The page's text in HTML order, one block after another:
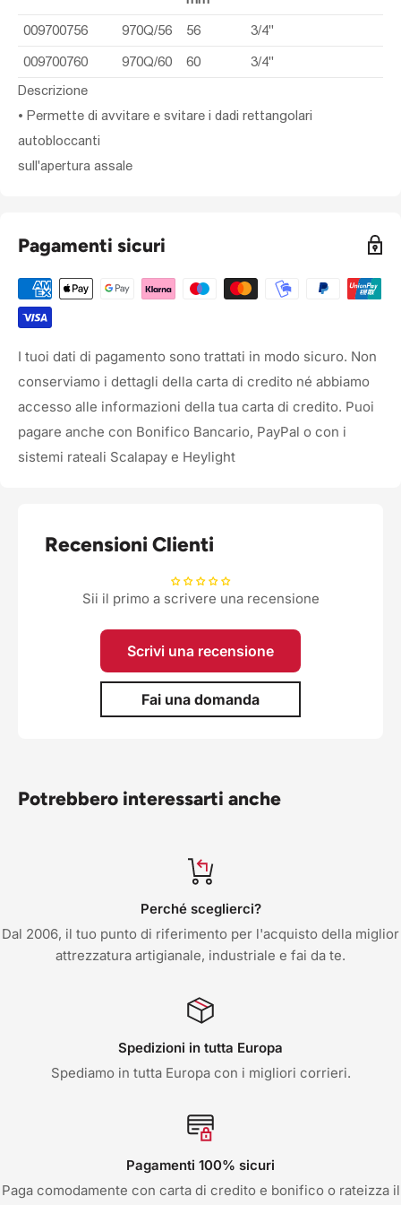
009700756 970Q/56 56 3/4"
009700760 970Q/60 60
3/4"
Descrizione
• Permette di avvitare e svitare i dadi rettangolari
autobloccanti
sull'apertura assale
Pagamenti sicuri
I tuoi dati di pagamento sono trattati in modo sicuro. Non
conserviamo i dettagli della carta di credito né abbiamo
accesso alle informazioni della tua carta di credito. Puoi
pagare anche con Bonifico Bancario, PayPal o con i
sistemi rateali Scalapay e Heylight
Recensioni Clienti
Sii il primo a scrivere una recensione
Scrivi una recensione
Fai una domanda
Potrebbero interessarti anche
Perché sceglierci?
Dal 2006, il tuo punto di riferimento per l'acquisto della miglior
attrezzatura artigianale, industriale e fai da te.
Spedizioni in tutta Europa
Spediamo in tutta Europa con i migliori corrieri.
Pagamenti 100% sicuri
Paga comodamente con carta di credito e bonifico o rateizza il